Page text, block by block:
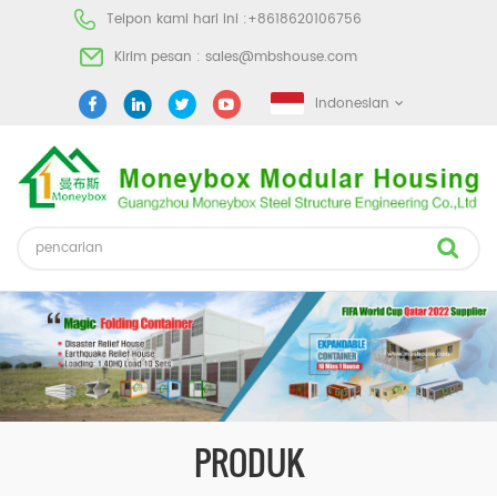
Telpon kami hari ini :+8618620106756
Kirim pesan : sales@mbshouse.com
Indonesian
PRODUK